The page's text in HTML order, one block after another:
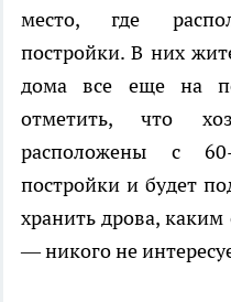
место, где
постройки. В них
дома все еще на
отметить, что
расположены с
постройки и будет
хранить дрова,
— никого не